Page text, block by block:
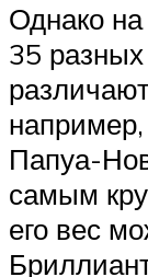
Однако
35
Папуа-
самым
его вес